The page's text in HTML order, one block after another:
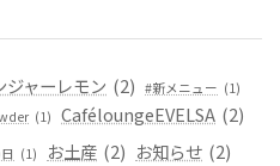
ジャーレモン (2) #新メニュー (1)
(1) CaféloungeEVELSA (2)
(1) お土産 (2) お知らせ (2)